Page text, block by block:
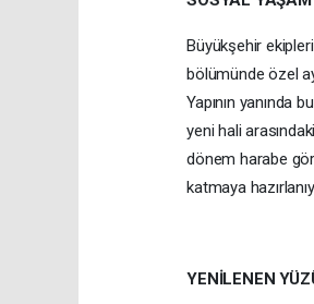
Büyükşehir
bölümünde özel
Yapının yanında
yeni hali
dönem harabe
katmaya
YENİLENEN